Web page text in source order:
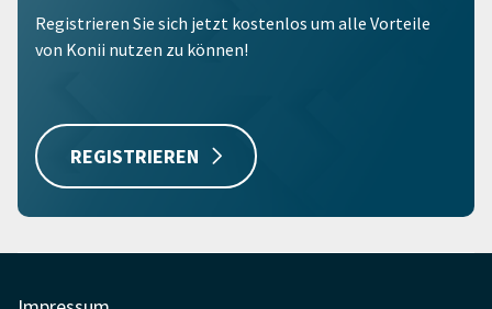
Registrieren Sie sich jetzt kostenlos um alle Vorteile
von Konii nutzen zu können!
REGISTRIEREN